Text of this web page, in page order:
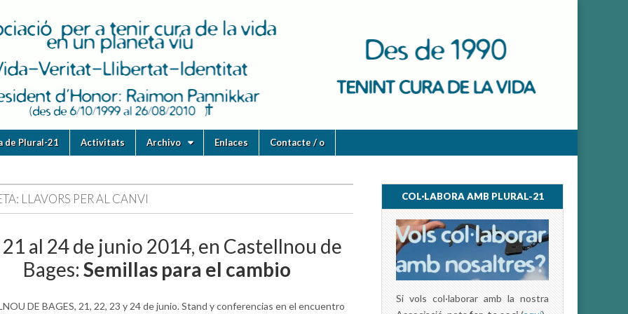
de Plural-21 Activitats Archivo Enlaces Contacte / o
LLAVORS PER AL CANVI
al 24 de junio 2014, en Castellnou de
Bages: Semillas para el cambio
DE BAGES, 21, 22, 23 y 24 de junio. Stand y conferencias en el encuentro
COL·LABORA AMB PLURAL-21
Si vols col·laborar amb la nostra